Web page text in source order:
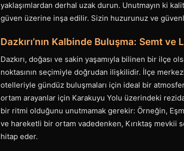
yaklaşımlardan derhal uzak durun. Unutmayın ki
güven üzerine inşa edilir. Sizin huzurunuz ve
Dazkırı’nın Kalbinde Buluşma: Semt ve
Dazkırı, doğası ve sakin yaşamıyla bilinen bir ilçe
noktasının seçimiyle doğrudan ilişkilidir. İlçe
otelleriyle gündüz buluşmaları için ideal bir
ortam arayanlar için Karakuyu Yolu üzerindeki
bir ritmi olduğunu unutmamak gerekir: Örneğin,
ve hareketli bir ortam vadedenken, Kırıktaş mevkii
hitap eder.